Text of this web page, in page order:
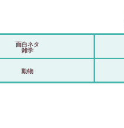
面白ネタ
雑学
動物